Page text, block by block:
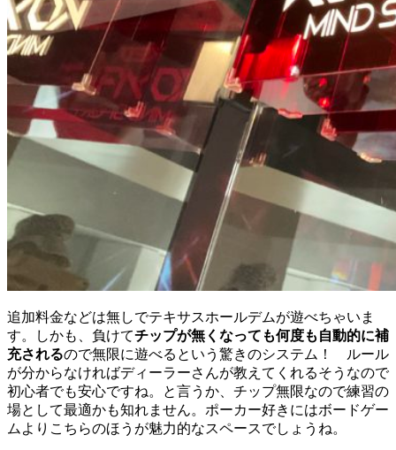
追加料金などは無しでテキサスホールデムが遊べちゃいま
す。しかも、負けてチップが無くなっても何度も自動的に補
充されるので無限に遊べるという驚きのシステム！
ルール
が分からなければディーラーさんが教えてくれるそうなので
初心者でも安心ですね。と言うか、チップ無限なので練習の
場として最適かも知れません。ポーカー好きにはボードゲー
ムよりこちらのほうが魅力的なスペースでしょうね。